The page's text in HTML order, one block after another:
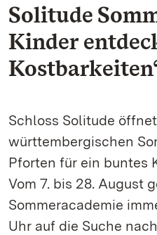
Solitude
Kinder
Schloss Solitude
württembergischen
Pforten für ein buntes
Vom 7. bis 28. August
Sommeracademie
Uhr auf die Suche